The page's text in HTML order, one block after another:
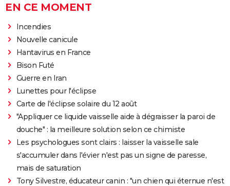
EN CE MOMENT
Incendies
Nouvelle canicule
Hantavirus en France
Bison Futé
Guerre en Iran
Lunettes pour l'éclipse
Carte de l'éclipse solaire du 12 août
"Appliquer ce liquide vaisselle aide à dégraisser la paroi de
douche" : la meilleure solution selon ce chimiste
Les psychologues sont clairs : laisser la vaisselle sale
s'accumuler dans l'évier n'est pas un signe de paresse,
mais de saturation
Tony Silvestre, éducateur canin : "un chien qui éternue n'est